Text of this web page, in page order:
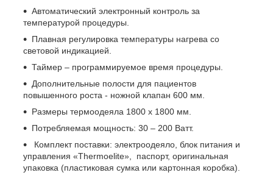
Автоматический электронный контроль за
температурой процедуры.
Плавная регулировка температуры нагрева со
световой индикацией.
Таймер – программируемое время процедуры.
Дополнительные полости для пациентов
повышенного роста - ножной клапан 600 мм.
Размеры термоодеяла 1800 х 1800 мм.
Потребляемая мощность: 30 – 200 Ватт.
Комплект поставки: электроодеяло, блок питания и
управления «Thermoelite», паспорт, оригинальная
упаковка (пластиковая сумка или картонная коробка).